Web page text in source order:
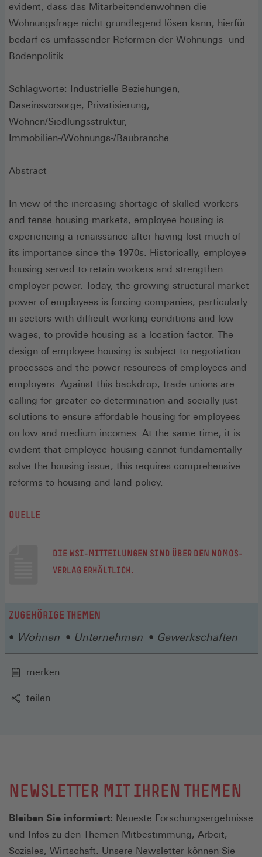
evident, dass das Mitarbeitendenwohnen die
Wohnungsfrage nicht grundlegend lösen kann ; hierfür
bedarf es umfassender Reformen der Wohnungs- und
Bodenpolitik.
Schlagworte: Industrielle Beziehungen,
Daseinsvorsorge, Privatisierung,
Wohnen/Siedlungsstruktur,
Immobilien-/Wohnungs-/Baubranche
Abstract
In view of the increasing shortage of skilled workers
and tense housing markets, employee housing is
experiencing a renaissance after having lost much of
its importance since the 1970s. Historically, employee
housing served to retain workers and strengthen
employer power. Today, the growing structural market
power of employees is forcing companies, particularly
in sectors with difficult working conditions and low
wages, to provide housing as a location factor. The
design of employee housing is subject to negotiation
processes and the power resources of employees and
employers. Against this backdrop, trade unions are
calling for greater co-determination and socially just
solutions to ensure affordable housing for employees
on low and medium incomes. At the same time, it is
evident that employee housing cannot fundamentally
solve the housing issue ; this requires comprehensive
reforms to housing and land policy.
QUELLE
DIE WSI-MITTEILUNGEN SIND ÜBER DEN NOMOS-
VERLAG ERHÄLTLICH.
FENSTER)
ZUGEHÖRIGE THEMEN
Wohnen Unternehmen Gewerkschaften
merken
teilen
NEWSLETTER MIT IHREN THEMEN
Bleiben Sie informiert: Neueste Forschungsergebnisse
und Infos zu den Themen Mitbestimmung, Arbeit,
Soziales, Wirtschaft. Unsere Newsletter können Sie